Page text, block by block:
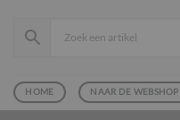
naar
HOME NAAR DE WEBSHOP